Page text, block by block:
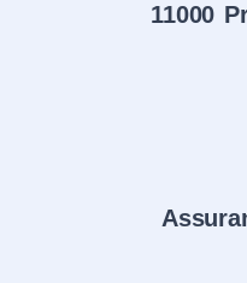
11000